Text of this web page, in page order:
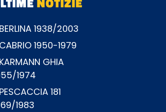
BERLINA 1938/2003
CABRIO 1950-1979
KARMANN GHIA
1974
PESCACCIA 181
1983